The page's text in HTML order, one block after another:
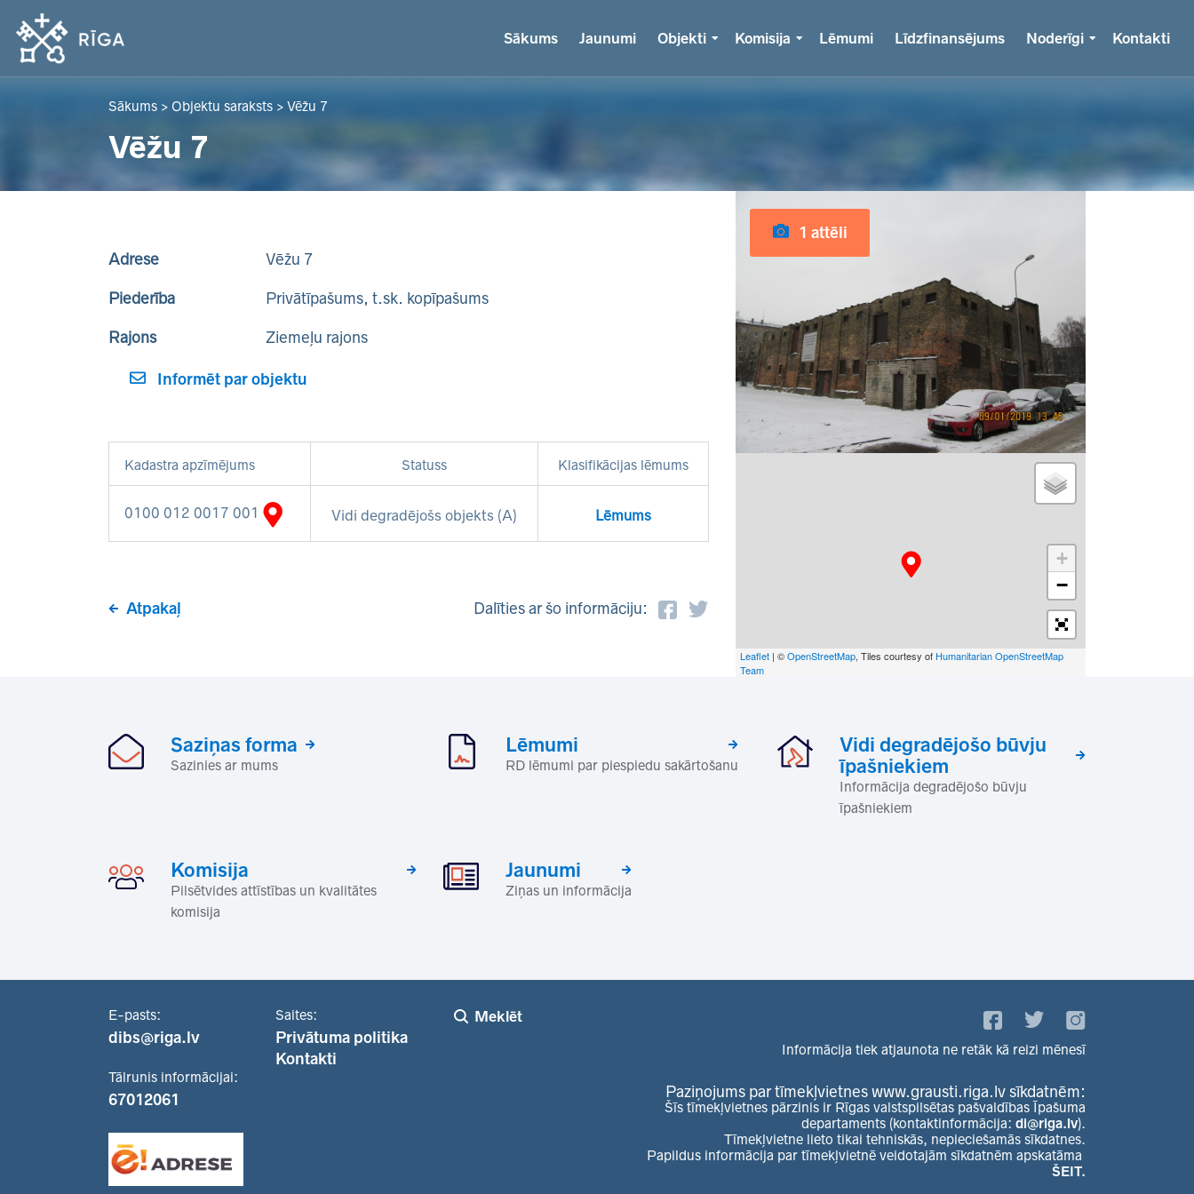
Sākums Jaunumi Objekti Komisija Lēmumi Līdzfinansējums Noderīgi Kontakti
Sākums > Objektu saraksts > Vēžu 7
Vēžu 7
Adrese Vēžu 7
Piederība Privātīpašums, t.sk. kopīpašums
Rajons Ziemeļu rajons
Informēt par objektu
Kadastra apzīmējums Statuss Klasifikācijas lēmums
0100 012 0017 001 Vidi degradējošs objekts (A) Lēmums
Atpakaļ Dalīties ar šo informāciju:
1 attēli
+
−
Leaflet | ©OpenStreetMap, Tiles courtesy of Humanitarian OpenStreetMap
Team
Saziņas forma
Sazinies ar mums
Lēmumi
RD lēmumi par piespiedu sakārtošanu
Vidi degradējošo būvju
īpašniekiem
Informācija degradējošo būvju
īpašniekiem
Komisija
Pilsētvides attīstības un kvalitātes
komisija
Jaunumi
Ziņas un informācija
E-pasts:
dibs@riga.lv
Tālrunis informācijai:
67012061
Saites:
Privātuma politika
Kontakti
Meklēt
Informācija tiek atjaunota ne retāk kā reizi mēnesī
Paziņojums par tīmekļvietnes www.grausti.riga.lv sīkdatnēm:
Šīs tīmekļvietnes pārzinis ir Rīgas valstspilsētas pašvaldības Īpašuma
departaments (kontaktinformācija: di@riga.lv).
Tīmekļvietne lieto tikai tehniskās, nepieciešamās sīkdatnes.
Papildus informācija par tīmekļvietnē veidotajām sīkdatnēm apskatāma
ŠEIT.